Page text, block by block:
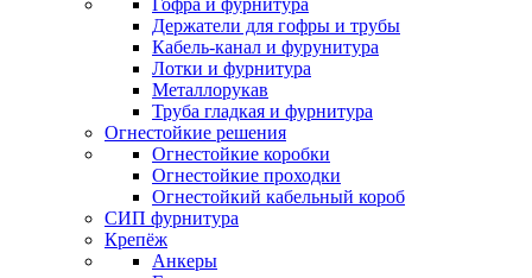
Гофра и фурнитура
Держатели для гофры и трубы
Кабель-канал и фурунитура
Лотки и фурнитура
Металлорукав
Труба гладкая и фурнитура
Огнестойкие решения
Огнестойкие коробки
Огнестойкие проходки
Огнестойкий кабельный короб
СИП фурнитура
Крепёж
Анкеры